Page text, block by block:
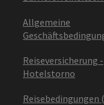
Allgemeine
Reiseversicherung -
Hotelstorno
Reisebedingungen